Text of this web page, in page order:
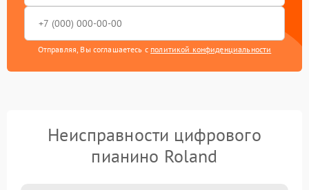
Отправляя, Вы соглашаетесь с политикой конфиденциальности
Неисправности цифрового
пианино Roland